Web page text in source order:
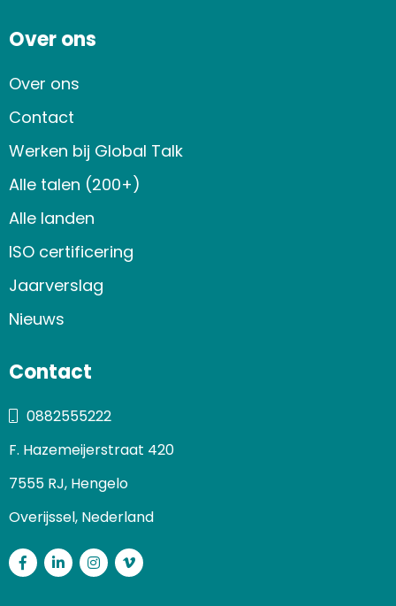
Over ons
Over ons
Contact
Werken bij Global Talk
Alle talen (200+)
Alle landen
ISO certificering
Jaarverslag
Nieuws
Contact
0882555222
F. Hazemeijerstraat 420
7555 RJ, Hengelo
Overijssel, Nederland
Facebook
LinkedInInstagram
Vimeo